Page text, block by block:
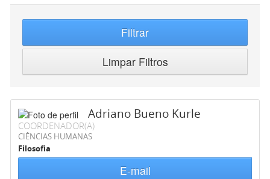
Filtrar
Limpar Filtros
Adriano Bueno Kurle
COORDENADOR(A)
CIÊNCIAS HUMANAS
Filosofia
E-mail